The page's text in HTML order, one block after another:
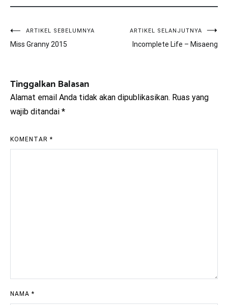
Navigasi
pos
ARTIKEL SEBELUMNYA
Miss Granny 2015
ARTIKEL SELANJUTNYA
Incomplete Life – Misaeng
Tinggalkan Balasan
Alamat email Anda tidak akan dipublikasikan. Ruas yang
wajib ditandai *
KOMENTAR *
NAMA *